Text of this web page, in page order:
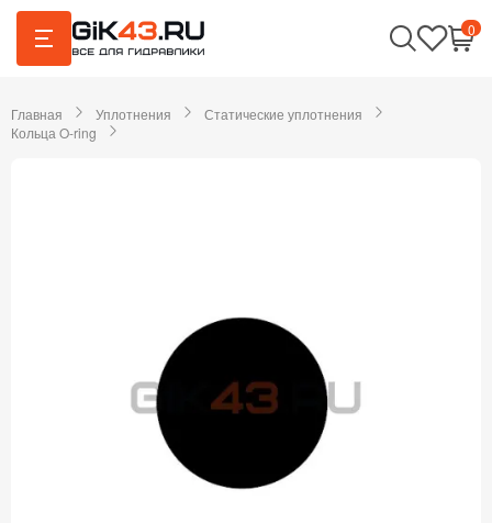
0
Главная Уплотнения
Статические уплотнения
Кольца O-ring